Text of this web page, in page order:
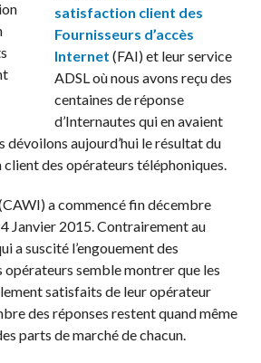
satisfaction client des
Fournisseurs d’accès
Internet (FAI) et leur service
ADSL où nous avons reçu des
centaines de réponse
d’Internautes qui en avaient
dévoilons aujourd’hui le résultat du
des opérateurs téléphoniques.
a commencé fin décembre
Janvier 2015. Contrairement au
a suscité l’engouement des
opérateurs semble montrer que les
satisfaits de leur opérateur
des réponses restent quand même
parts de marché de chacun.